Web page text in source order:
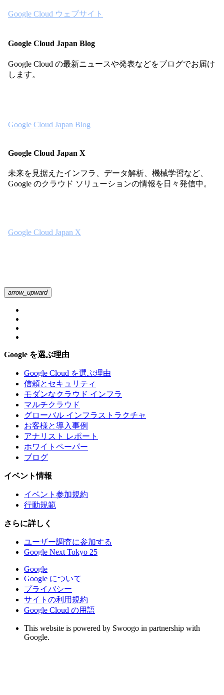
Google Cloud ウェブサイト
Google Cloud Japan Blog
Google Cloud の最新ニュースや発表などをブログでお届け
します。
Google Cloud Japan Blog
Google Cloud Japan X
未来を見据えたインフラ、データ解析、機械学習など、
Google のクラウド ソリューションの情報を日々発信中。
Google Cloud Japan X
arrow_upward
Google を選ぶ理由
Google Cloud を選ぶ理由
信頼とセキュリティ
モダンなクラウド インフラ
マルチクラウド
グローバル インフラストラクチャ
お客様と導入事例
アナリスト レポート
ホワイトペーパー
ブログ
イベント情報
イベント参加規約
行動規範
さらに詳しく
ユーザー調査に参加する
Google Next Tokyo 25
Google
Google について
プライバシー
サイトの利用規約
Google Cloud の用語
This website is powered by Swoogo in partnership with
Google.